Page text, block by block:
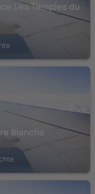
Les Temples du
Blanche